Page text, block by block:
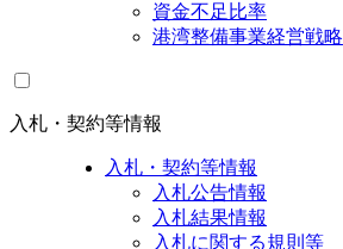
資金不足比率
港湾整備事業経営戦略
入札・契約等情報
入札・契約等情報
入札公告情報
入札結果情報
入札に関する規則等